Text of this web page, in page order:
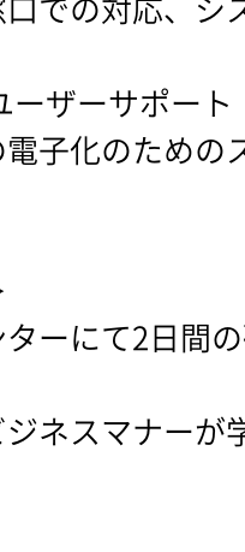
口での対応、シ
ーザーサポート
電子化のための
ーにて2日間
ネスマナーが